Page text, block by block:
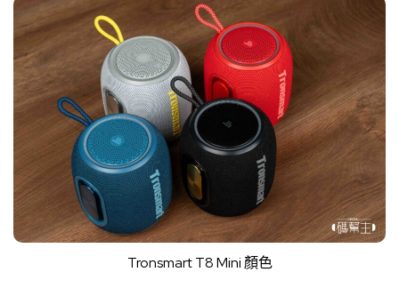
Tronsmart T8 Mini 顏色